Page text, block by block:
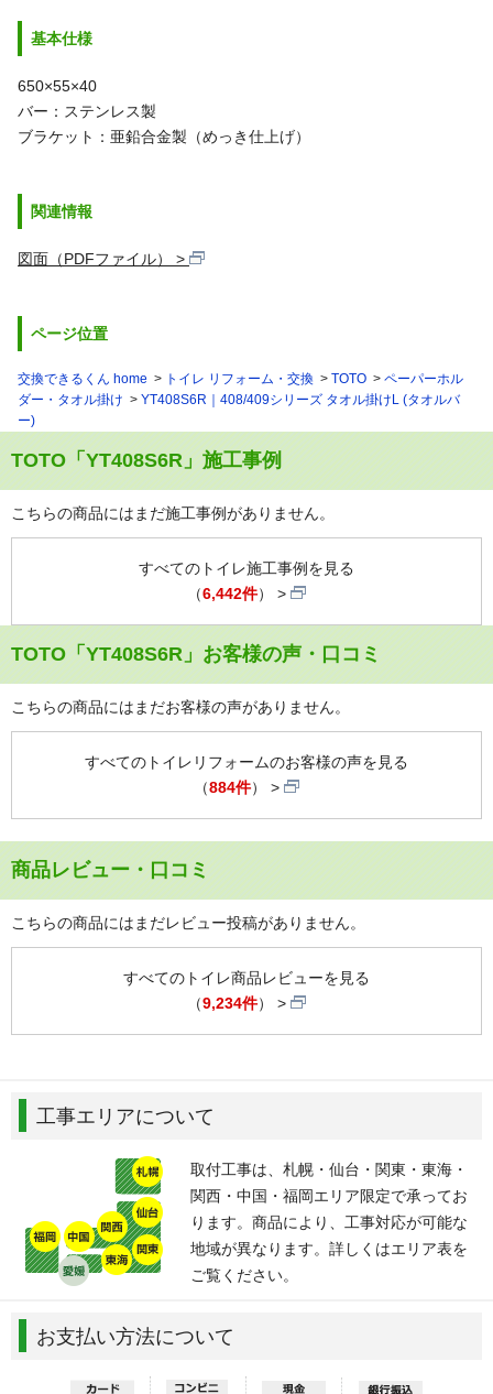
基本仕様
650×55×40
バー：ステンレス製
ブラケット：亜鉛合金製（めっき仕上げ）
関連情報
図面（PDFファイル）
ページ位置
交換できるくん home トイレ リフォーム・交換 TOTO
ペーパーホル
ダー・タオル掛け
YT408S6R｜408/409シリーズ タオル掛けL (タオルバ
ー)
TOTO「YT408S6R」施工事例
こちらの商品にはまだ施工事例がありません。
すべてのトイレ施工事例を見る
（6,442件）
TOTO「YT408S6R」お客様の声・口コミ
こちらの商品にはまだお客様の声がありません。
すべてのトイレリフォームのお客様の声を見る
（884件）
商品レビュー・口コミ
こちらの商品にはまだレビュー投稿がありません。
すべてのトイレ商品レビューを見る
（9,234件）
工事エリアについて
取付工事は、札幌・仙台・関東・東海・
関西・中国・福岡エリア限定で承ってお
ります。商品により、工事対応が可能な
地域が異なります。詳しくはエリア表を
ご覧ください。
お支払い方法について